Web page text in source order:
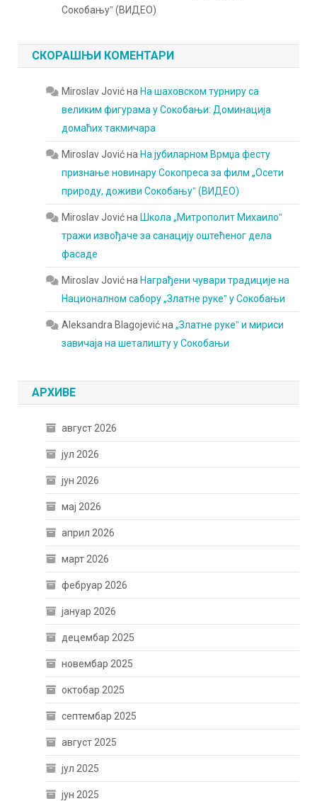
Сокобањуˮ (ВИДЕО)
СКОРАШЊИ КОМЕНТАРИ
Miroslav Jovićна На шаховском турниру са
великим фигурама у Сокобањи: Доминација
домаћих такмичара
Miroslav Jovićна На јубиларном Врмџа фесту
признање новинару Сокопреса за филм „Осети
природу, доживи Сокобањуˮ (ВИДЕО)
Miroslav Jovićна Школа „Митрополит Михаилоˮ
тражи извођаче за санацију оштећеног дела
фасаде
Miroslav Jovićна Награђени чувари традиције на
Националном сабору „Златне рукеˮ у Сокобањи
Aleksandra Blagojevićна„Златне рукеˮ и мириси
завичаја на шеталишту у Сокобањи
АРХИВЕ
август 2026
јул 2026
јун 2026
мај 2026
април 2026
март 2026
фебруар 2026
јануар 2026
децембар 2025
новембар 2025
октобар 2025
септембар 2025
август 2025
јул 2025
јун 2025